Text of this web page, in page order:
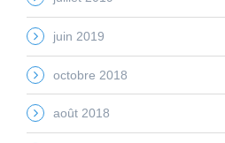
juin 2019
octobre 2018
août 2018